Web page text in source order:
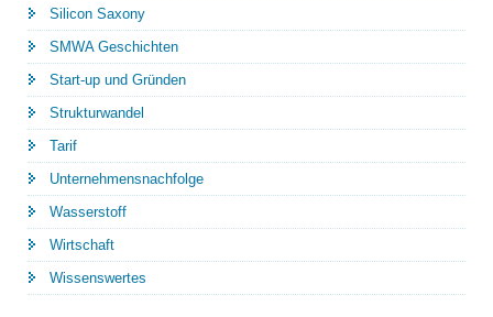
Silicon Saxony
SMWA Geschichten
Start-up und Gründen
Strukturwandel
Tarif
Unternehmensnachfolge
Wasserstoff
Wirtschaft
Wissenswertes